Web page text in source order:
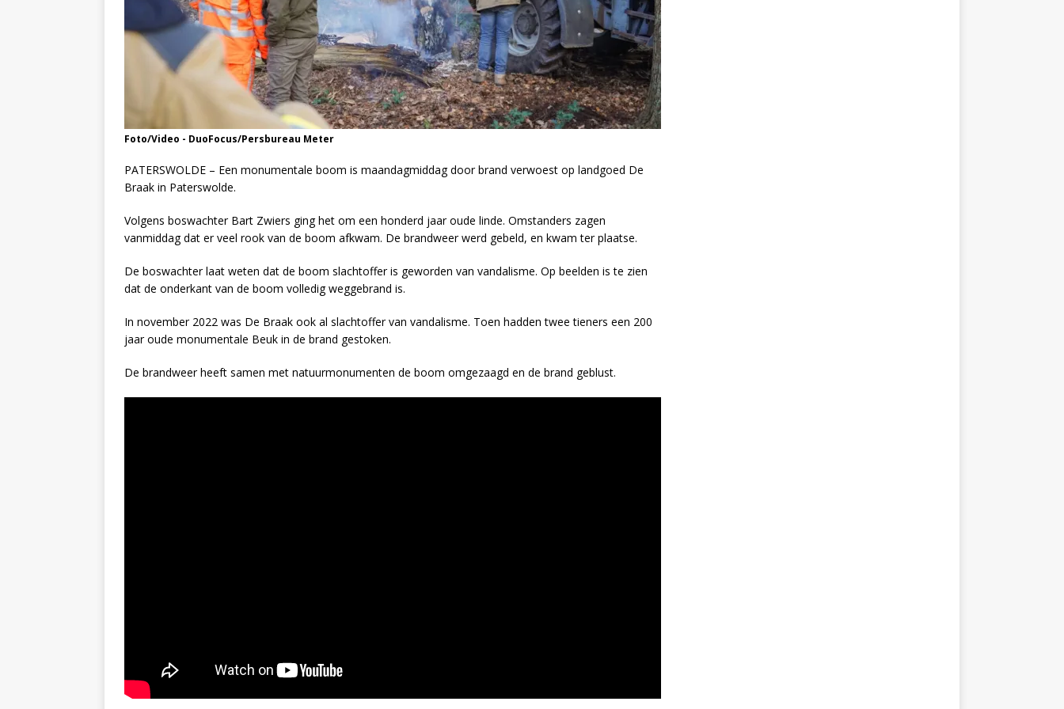
Foto/Video - DuoFocus/Persbureau Meter
PATERSWOLDE – Een monumentale boom is maandagmiddag door brand verwoest op landgoed De
Braak in Paterswolde.
Volgens boswachter Bart Zwiers ging het om een honderd jaar oude linde. Omstanders zagen
vanmiddag dat er veel rook van de boom afkwam. De brandweer werd gebeld, en kwam ter plaatse.
De boswachter laat weten dat de boom slachtoffer is geworden van vandalisme. Op beelden is te zien
dat de onderkant van de boom volledig weggebrand is.
In november 2022 was De Braak ook al slachtoffer van vandalisme. Toen hadden twee tieners een 200
jaar oude monumentale Beuk in de brand gestoken.
De brandweer heeft samen met natuurmonumenten de boom omgezaagd en de brand geblust.